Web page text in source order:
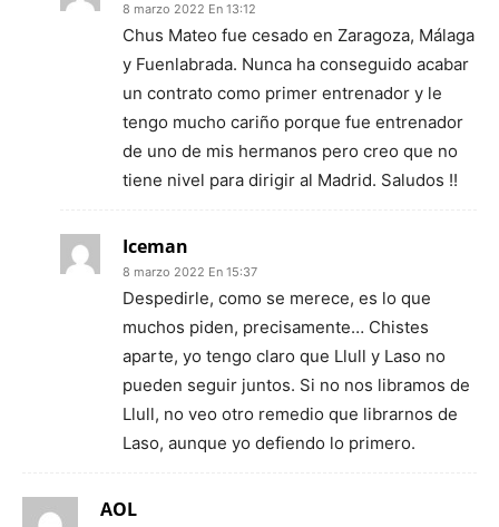
8 marzo 2022 En 13:12
Chus Mateo fue cesado en Zaragoza, Málaga
y Fuenlabrada. Nunca ha conseguido acabar
un contrato como primer entrenador y le
tengo mucho cariño porque fue entrenador
de uno de mis hermanos pero creo que no
tiene nivel para dirigir al Madrid. Saludos !!
Iceman
8 marzo 2022 En 15:37
Despedirle, como se merece, es lo que
muchos piden, precisamente… Chistes
aparte, yo tengo claro que Llull y Laso no
pueden seguir juntos. Si no nos libramos de
Llull, no veo otro remedio que librarnos de
Laso, aunque yo defiendo lo primero.
AOL